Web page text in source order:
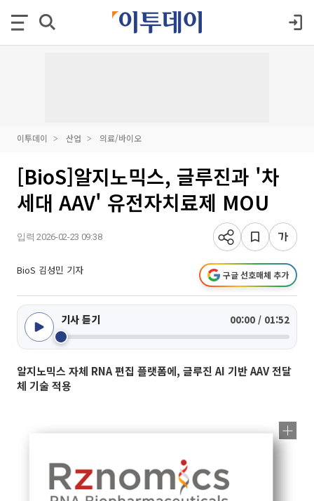
이투데이 산업 의료/바이오
[BioS]알지노믹스, 글루진과 '차
세대 AAV' 유전자치료제 MOU
입력 2026-02-23 09:38
BioS 김성민 기자 구글 선호매체 추가
기사 듣기 00:00 / 01:52
알지노믹스 자체 RNA 편집 플랫폼에, 글루진 AI 기반 AAV 전달
체 기술 적용